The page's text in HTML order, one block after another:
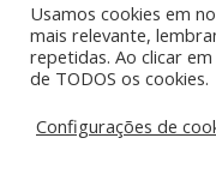
Usamos cookies em
mais relevante,
repetidas. Ao clicar
de TODOS os cookies.
Configurações de